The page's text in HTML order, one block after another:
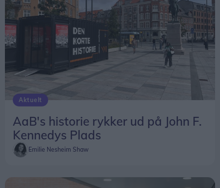
Aktuelt
AaB's historie rykker ud på John F.
Kennedys Plads
Emilie Nesheim Shaw